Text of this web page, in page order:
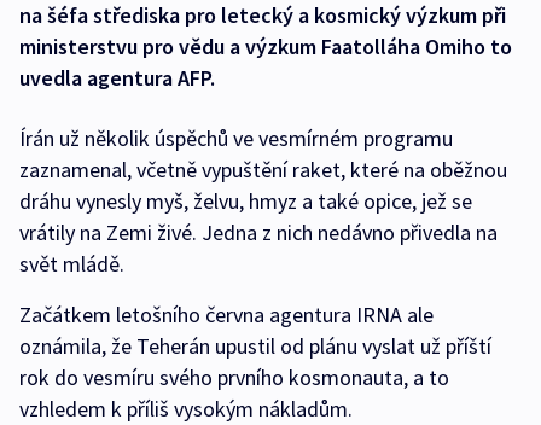
na šéfa střediska pro letecký a kosmický výzkum při
ministerstvu pro vědu a výzkum Faatolláha Omiho to
uvedla agentura AFP.
Írán už několik úspěchů ve vesmírném programu
zaznamenal, včetně vypuštění raket, které na oběžnou
dráhu vynesly myš, želvu, hmyz a také opice, jež se
vrátily na Zemi živé. Jedna z nich nedávno přivedla na
svět mládě.
Začátkem letošního června agentura IRNA ale
oznámila, že Teherán upustil od plánu vyslat už příští
rok do vesmíru svého prvního kosmonauta, a to
vzhledem k příliš vysokým nákladům.